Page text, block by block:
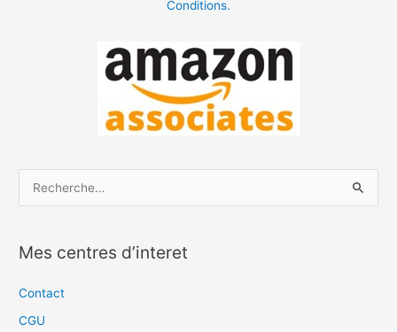
Conditions.
h
e
Mes centres d’interet
Contact
CGU